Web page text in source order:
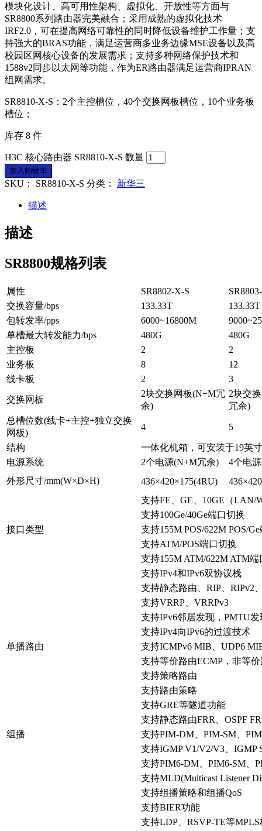
模块化设计、高可用性架构、虚拟化、开放性等方面与
SR8800系列路由器完美融合；采用成熟的虚拟化技术
IRF2.0，可在提高网络可靠性的同时降低设备维护工作量；支
持强大的BRAS功能，满足运营商多业务边缘MSE设备以及高
校园区网核心设备的发展需求；支持多种网络保护技术和
1588v2同步以太网等功能，作为ER路由器满足运营商IPRAN
组网需求。
SR8810-X-S：2个主控槽位，40个交换网板槽位，10个业务板
槽位；
库存 8 件
H3C 核心路由器 SR8810-X-S 数量
加入购物车
SKU： SR8810-X-S 分类： 新华三
描述
描述
SR8800规格列表
属性 SR8802-X-S
交换容量/bps
133.33T
133.33T
包转发率/pps
6000~16800M
单槽最大转发能力/bps
480G
480G
主控板
2
2
业务板
8
12
线卡板
2 3
交换网板
2块交换网板(N+M冗
余)
2块交
冗余)
总槽位数(线卡+主控+独立交换
网板)
4 5
结构
一体化机箱，可安装于19英
电源系统
2个电源(N+M冗余)
4个电
外形尺寸/mm(W×D×H)
436×420×175(4RU)
接口类型
支持FE、GE、10GE（LAN/
支持100Ge/40Ge端口切换
支持155M POS/622M POS/
支持ATM/POS端口切换
支持155M ATM/622M ATM端
单播路由
支持IPv4和IPv6双协议栈
支持静态路由、RIP、RIPv2
支持VRRP、VRRPv3
支持IPv6邻居发现，PMTU发
支持IPv4向IPv6的过渡技术
支持ICMPv6 MIB、UDP6
支持等价路由ECMP，非等
支持策略路由
支持路由策略
支持GRE等隧道功能
支持静态路由FRR、OSPF
组播
支持PIM-DM、PIM-SM、
支持IGMP V1/V2/V3、IGMP
支持PIM6-DM、PIM6-SM、
支持MLD(Multicast Listener
支持组播策略和组播QoS
支持BIER功能
支持LDP、RSVP-TE等